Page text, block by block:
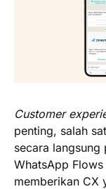
Customer
penting, salah
secara langsung
WhatsApp
memberikan CX